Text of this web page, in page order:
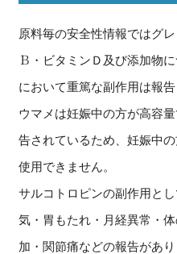
原料毎の安全性情報ではグ
Ｂ・ビタミンＤ及び添加物
において重篤な副作用は報
ウマメは妊娠中の方が高容
告されているため、妊娠中
使用できません。
サルコトロピンの副作用と
気・胃もたれ・月経異常・
加・関節痛などの報告があり